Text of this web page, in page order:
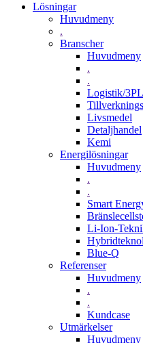
Lösningar
Huvudmeny
.
Branscher
Huvudmeny
.
.
Logistik/3PL
Livsmedel
Detaljhandel
Kemi
Energilösningar
Huvudmeny
.
.
Smart
Li-Ion-
Blue-Q
Referenser
Huvudmeny
.
.
Kundcase
Utmärkelser
Huvudmeny